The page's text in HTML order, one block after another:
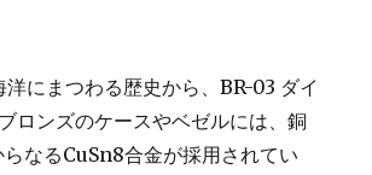
にまつわる歴史から、BR-03 ダイ
ロンズのケースやベゼルには、銅
なるCuSn8合金が採用されてい